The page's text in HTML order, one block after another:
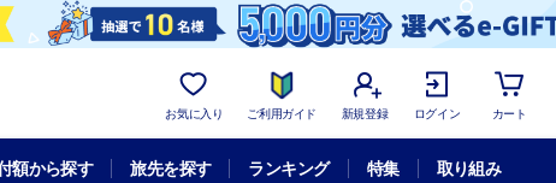
お気に入り ご利用ガイド 新規登録 ログイン カート
額から探す 旅先を探す ランキング 特集 取り組み